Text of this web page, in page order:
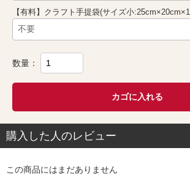
【有料】クラフト手提袋(サイズ小
数量：
カゴに入れる
購入した人のレビュー
この商品にはまだありません